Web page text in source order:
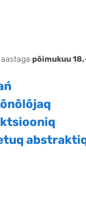
aastaga põimukuu